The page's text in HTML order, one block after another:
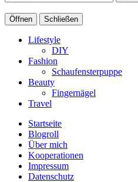
Öffnen Schließen
Lifestyle
DIY
Fashion
Schaufensterpuppe
Beauty
Fingernägel
Travel
Startseite
Blogroll
Über mich
Kooperationen
Impressum
Datenschutz